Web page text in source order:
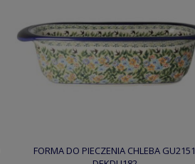
FORMA DO PIECZENIA CHLEBA GU2151